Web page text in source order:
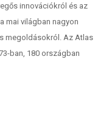
innovációkról és az
mai világban nagyon
megoldásokról. Az Atlas
ban, 180 országban